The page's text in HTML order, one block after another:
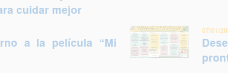
cuidar mejor
a la película “Mi
07/01/